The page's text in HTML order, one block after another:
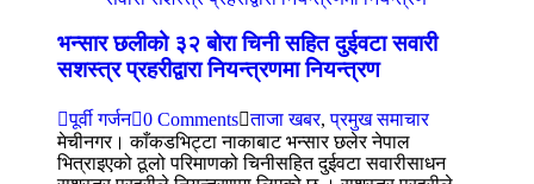
भन्सार छलीको ३२ बोरा चिनी सहित दुईवटा सवारी
सशस्त्र प्रहरीद्वारा नियन्त्रणमा नियन्त्रण
पूर्वी गर्जन 0 Comments ताजा खबर,प्रमुख समाचार
मेचीनगर। काँकडभिट्टा नाकाबाट भन्सार छलेर नेपाल
भित्राइएको ठूलो परिमाणको चिनीसहित दुईवटा सवारीसाधन